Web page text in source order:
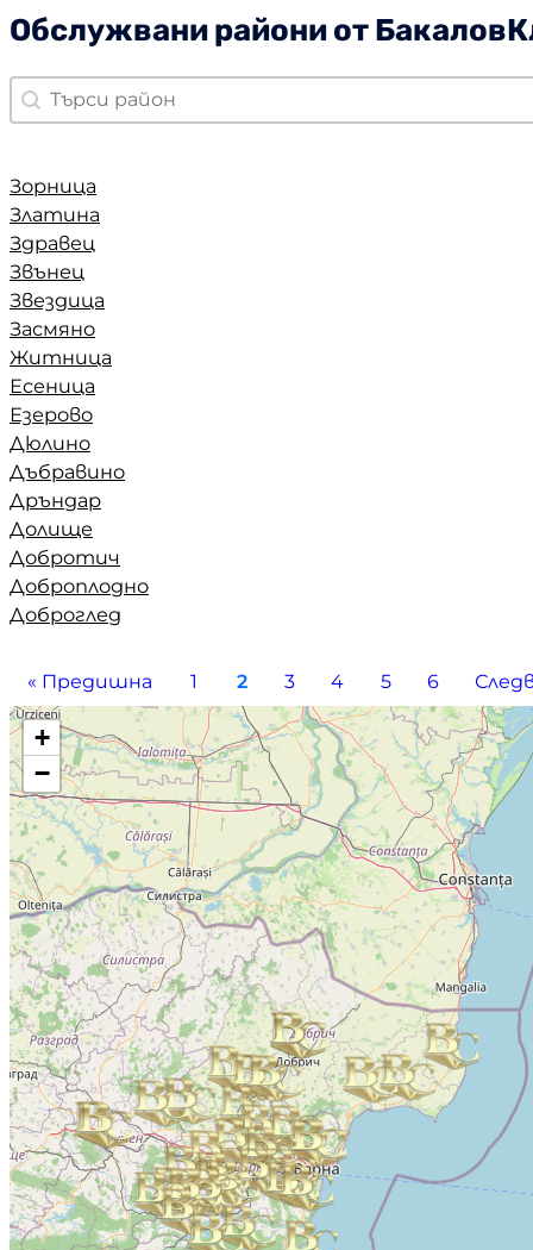
Обслужвани райони от
Quick Search
Search content
Зорница
Златина
Здравец
Звънец
Звездица
Засмяно
Житница
Есеница
Езерово
Дюлино
Дъбравино
Дръндар
Долище
Добротич
Доброплодно
« Предишна 1 2 3 4 5 6
Map
+
−